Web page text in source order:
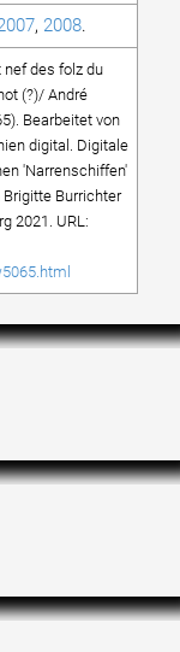
, 2008.
nef des folz du
(?)/ André
Bearbeitet von
digital. Digitale
'Narrenschiffen'
Burrichter
2021. URL: